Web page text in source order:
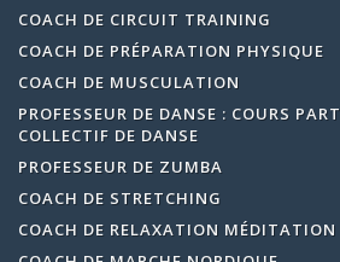
COACH DE CIRCUIT TRAINING
COACH DE PRÉPARATION PHYSIQUE
COACH DE MUSCULATION
PROFESSEUR DE DANSE : COURS
COLLECTIF DE DANSE
PROFESSEUR DE ZUMBA
COACH DE STRETCHING
COACH DE RELAXATION MÉDITATION